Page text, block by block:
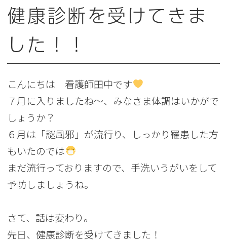
健康診断を受けてきま
した！！
こんにちは 看護師田中です
７月に入りましたね～、みなさま体調はいかがで
しょうか？
６月は「謎風邪」が流行り、しっかり罹患した方
もいたのでは
まだ流行っておりますので、手洗いうがいをして
予防しましょうね。
さて、話は変わり。
先日、健康診断を受けてきました！